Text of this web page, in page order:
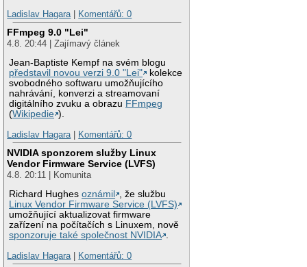
Ladislav Hagara| Komentářů: 0
FFmpeg 9.0 "Lei"
4.8. 20:44 | Zajímavý článek
Jean-Baptiste Kempf na svém blogu
představil novou verzi 9.0 "Lei"
kolekce
svobodného softwaru umožňujícího
nahrávání, konverzi a streamovaní
digitálního zvuku a obrazu FFmpeg
(Wikipedie ).
Ladislav Hagara| Komentářů: 0
NVIDIA sponzorem služby Linux
Vendor Firmware Service (LVFS)
4.8. 20:11 | Komunita
Richard Hughesoznámil
, že službu
Linux Vendor Firmware Service (LVFS)
umožňující aktualizovat firmware
zařízení na počítačích s Linuxem, nově
sponzoruje také společnost NVIDIA .
Ladislav Hagara| Komentářů: 0